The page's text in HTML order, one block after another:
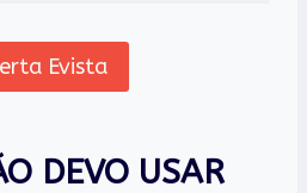
Evista
DEVO USAR